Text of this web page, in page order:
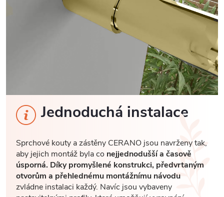
Jednoduchá instalace
Sprchové kouty a zástěny CERANO jsou navrženy tak,
aby jejich montáž byla co nejjednodušší a časově
úsporná. Díky promyšlené konstrukci, předvrtaným
otvorům a přehlednému montážnímu návodu
zvládne instalaci každý. Navíc jsou vybaveny